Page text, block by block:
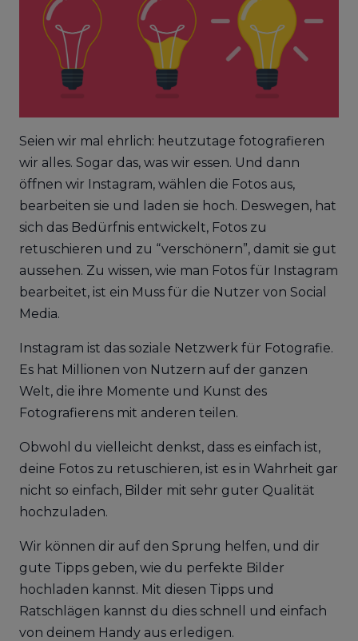
Seien wir mal ehrlich: heutzutage fotografieren
wir alles. Sogar das, was wir essen. Und dann
öffnen wir Instagram, wählen die Fotos aus,
bearbeiten sie und laden sie hoch. Deswegen, hat
sich das Bedürfnis entwickelt, Fotos zu
retuschieren und zu “verschönern”, damit sie gut
aussehen. Zu wissen, wie man Fotos für Instagram
bearbeitet, ist ein Muss für die Nutzer von Social
Media.
Instagram ist das soziale Netzwerk für Fotografie.
Es hat Millionen von Nutzern auf der ganzen
Welt, die ihre Momente und Kunst des
Fotografierens mit anderen teilen.
Obwohl du vielleicht denkst, dass es einfach ist,
deine Fotos zu retuschieren, ist es in Wahrheit gar
nicht so einfach, Bilder mit sehr guter Qualität
hochzuladen.
Wir können dir auf den Sprung helfen, und dir
gute Tipps geben, wie du perfekte Bilder
hochladen kannst. Mit diesen Tipps und
Ratschlägen kannst du dies schnell und einfach
von deinem Handy aus erledigen.